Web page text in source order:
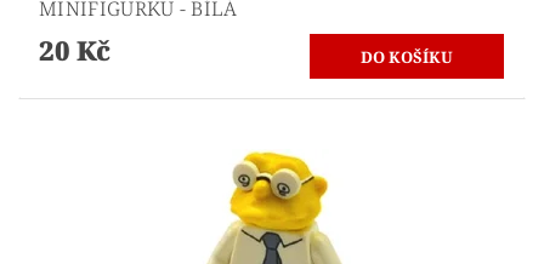
MINIFIGURKU - BÍLÁ
20 Kč